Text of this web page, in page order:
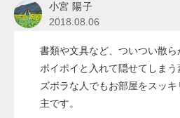
小宮 陽子
2018.08.06
書類や文具など、ついつい散ら
ポイポイと入れて隠せてしまう
ズボラな人でもお部屋をスッ
主です。